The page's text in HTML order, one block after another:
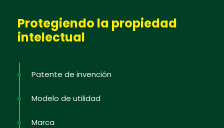
Protegiendo la propiedad
intelectual
Patente de invención
Modelo de utilidad
Marca